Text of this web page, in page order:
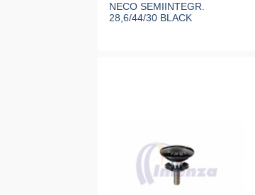
NECO SEMIINTEGR.
28,6/44/30 BLACK